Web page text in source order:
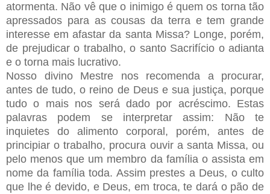
atormenta. Não vê que o inimigo é quem os torna tão
apressados para as cousas da terra e tem grande
interesse em afastar da santa Missa? Longe, porém,
de prejudicar o trabalho, o santo Sacrifício o adianta
e o torna mais lucrativo.
Nosso divino Mestre nos recomenda a procurar,
antes de tudo, o reino de Deus e sua justiça, porque
tudo o mais nos será dado por acréscimo. Estas
palavras podem se interpretar assim: Não te
inquietes do alimento corporal, porém, antes de
principiar o trabalho, procura ouvir a santa Missa, ou
pelo menos que um membro da família o assista em
nome da família toda. Assim prestes a Deus, o culto
que lhe é devido, e Deus, em troca, te dará o pão de